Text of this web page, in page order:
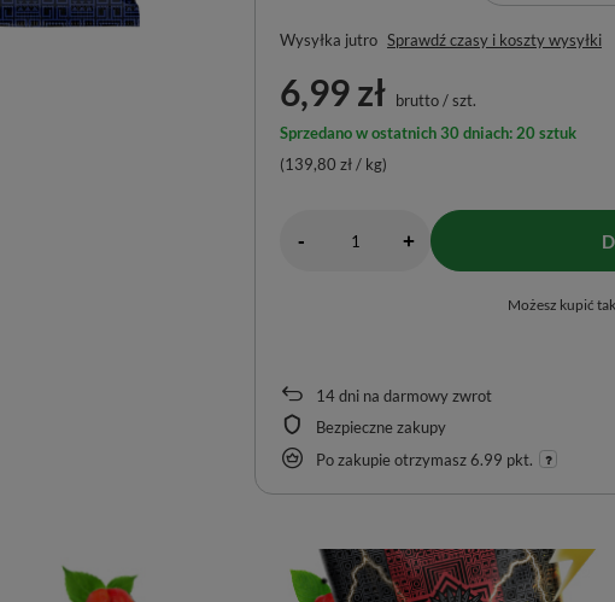
14dni na darmowy zwrot
Bezpieczne zakupy
Po zakupie otrzymasz6.99 pkt.
Wysyłka jutro Sprawdź czasy i koszty wysyłki
6,99 zł brutto/szt.
Sprzedano w ostatnich 30 dniach: 20 sztuk
(139,80 zł / kg)
- +
Możesz kupić